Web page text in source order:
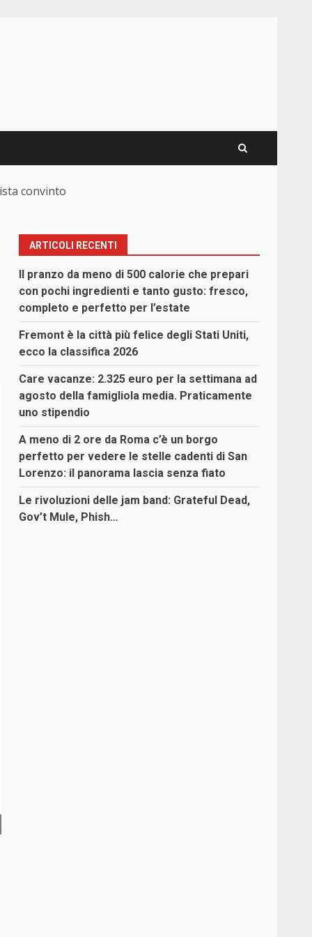
convinto
ARTICOLI RECENTI
Il pranzo da meno di 500 calorie che prepari
con pochi ingredienti e tanto gusto: fresco,
completo e perfetto per l’estate
Fremont è la città più felice degli Stati Uniti,
ecco la classifica 2026
Care vacanze: 2.325 euro per la settimana ad
agosto della famigliola media. Praticamente
uno stipendio
A meno di 2 ore da Roma c’è un borgo
perfetto per vedere le stelle cadenti di San
Lorenzo: il panorama lascia senza fiato
Le rivoluzioni delle jam band: Grateful Dead,
Gov’t Mule, Phish…